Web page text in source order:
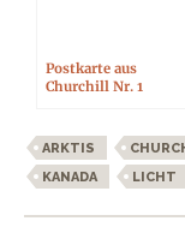
Postkarte aus
Churchill Nr. 1
ARKTIS
KANADA
LICHT